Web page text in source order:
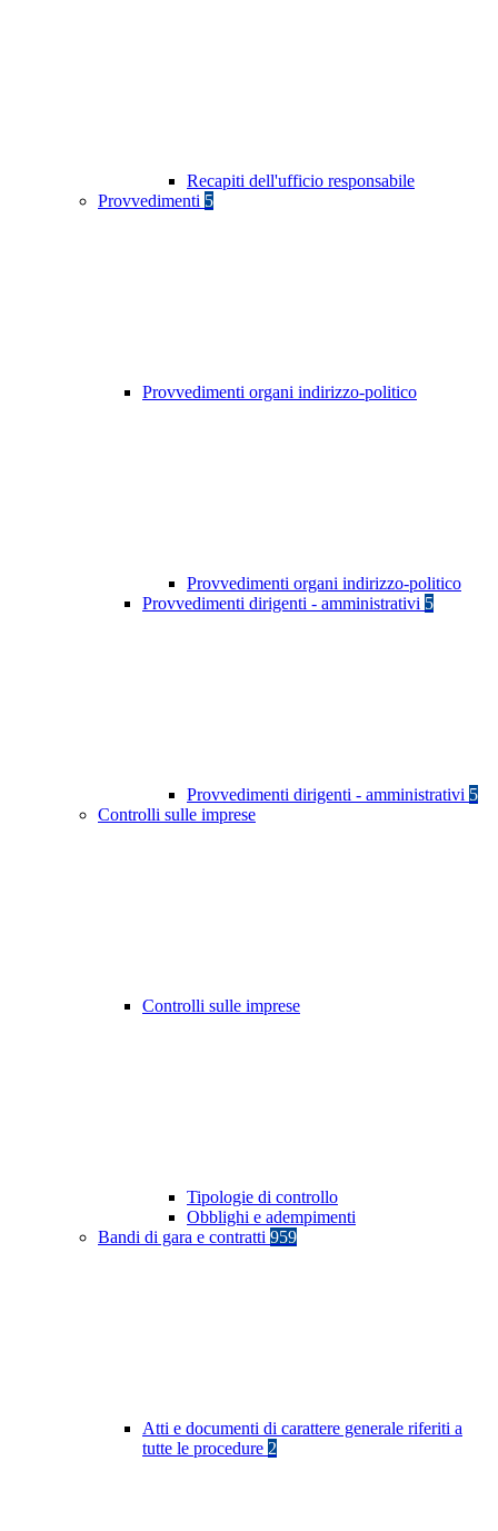
Recapiti dell'ufficio responsabile
Provvedimenti 5
Provvedimenti organi indirizzo-politico
Provvedimenti organi indirizzo-politico
Provvedimenti dirigenti - amministrativi 5
Provvedimenti dirigenti - amministrativi 5
Controlli sulle imprese
Controlli sulle imprese
Tipologie di controllo
Obblighi e adempimenti
Bandi di gara e contratti 959
Atti e documenti di carattere generale riferiti a
tutte le procedure 2